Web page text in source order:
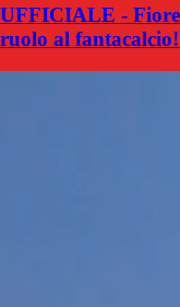
UFFICIALE -
ruolo al